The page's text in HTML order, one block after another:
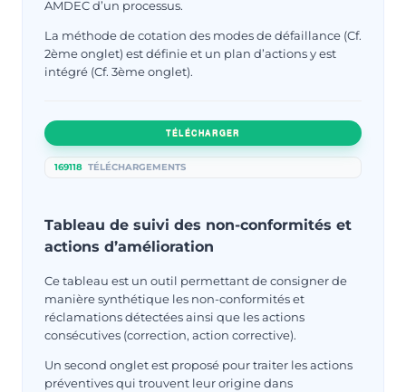
AMDEC d’un processus.
La méthode de cotation des modes de défaillance (Cf.
2ème onglet) est définie et un plan d’actions y est
intégré (Cf. 3ème onglet).
TÉLÉCHARGER
169118 TÉLÉCHARGEMENTS
Tableau de suivi des non-conformités et
actions d’amélioration
Ce tableau est un outil permettant de consigner de
manière synthétique les non-conformités et
réclamations détectées ainsi que les actions
consécutives (correction, action corrective).
Un second onglet est proposé pour traiter les actions
préventives qui trouvent leur origine dans